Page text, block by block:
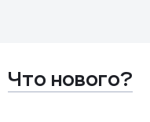
Что нового?